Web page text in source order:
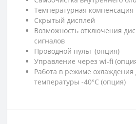
Температурная компенсация
Скрытый дисплей
Возможность отключения
сигналов
Проводной пульт (опция)
Управление через wi-fi
Работа в режиме охлаждения
температуры -40°С (опция)